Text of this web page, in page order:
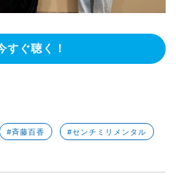
すぐ聴く！
#斉藤百香 #センチミリメンタル